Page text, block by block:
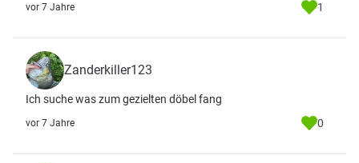
vor 7 Jahre 1
Zanderkiller123
Ich suche was zum gezielten döbel fang
vor 7 Jahre 0